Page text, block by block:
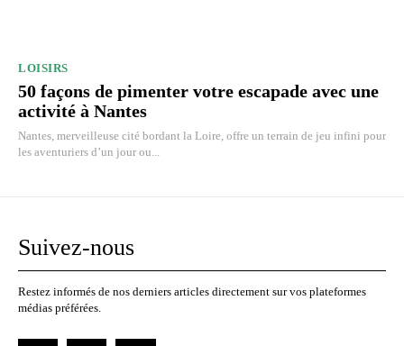
LOISIRS
50 façons de pimenter votre escapade avec une
activité à Nantes
Nantes, merveilleuse cité bordant la Loire, offre un terrain de jeu infini pour
les aventuriers d’un jour ou...
Suivez-nous
Restez informés de nos derniers articles directement sur vos plateformes
médias préférées.